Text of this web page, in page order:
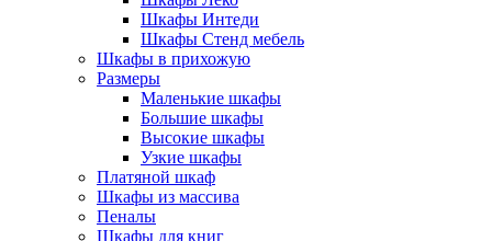
Шкафы Интеди
Шкафы Стенд мебель
Шкафы в прихожую
Размеры
Маленькие шкафы
Большие шкафы
Высокие шкафы
Узкие шкафы
Платяной шкаф
Шкафы из массива
Пеналы
Шкафы для книг